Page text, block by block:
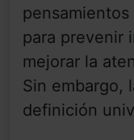
para prevenir
mejorar la
Sin embargo,
definición